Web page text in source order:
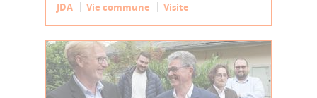
JDA Vie commune Visite